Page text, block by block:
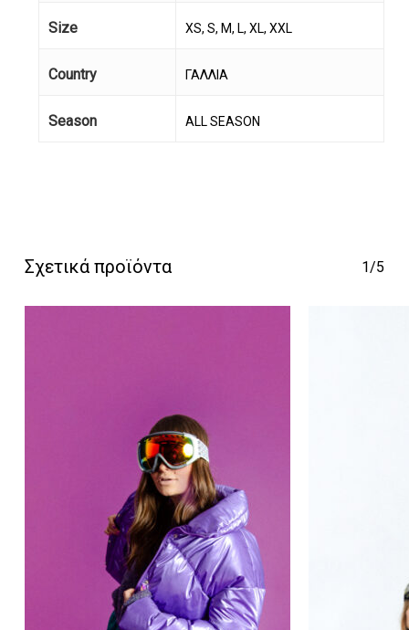
Size XS, S, M, L, XL, XXL
Country ΓΑΛΛΙΑ
Season ALL SEASON
Σχετικά προϊόντα 1/5